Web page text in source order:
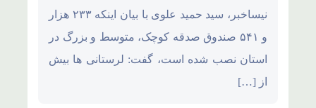
نیساخبر، سید حمید علوی با بیان اینکه ۲۳۳ هزار
و ۵۴۱ صندوق صدقه کوچک، متوسط و بزرگ در
استان نصب شده است، گفت: لرستانی ها بیش
از […]